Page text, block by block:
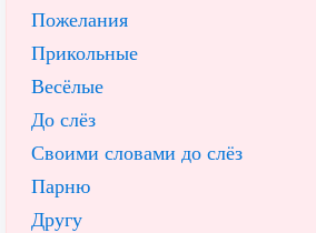
Пожелания
Прикольные
Весёлые
До слёз
Своими словами до слёз
Парню
Другу